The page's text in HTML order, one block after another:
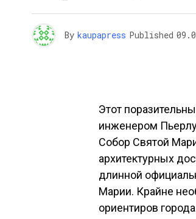
By kaupapress Published
Этот
инженером
Собор Святой
архитектурных
длинной
Марии. Крайне
ориентиров